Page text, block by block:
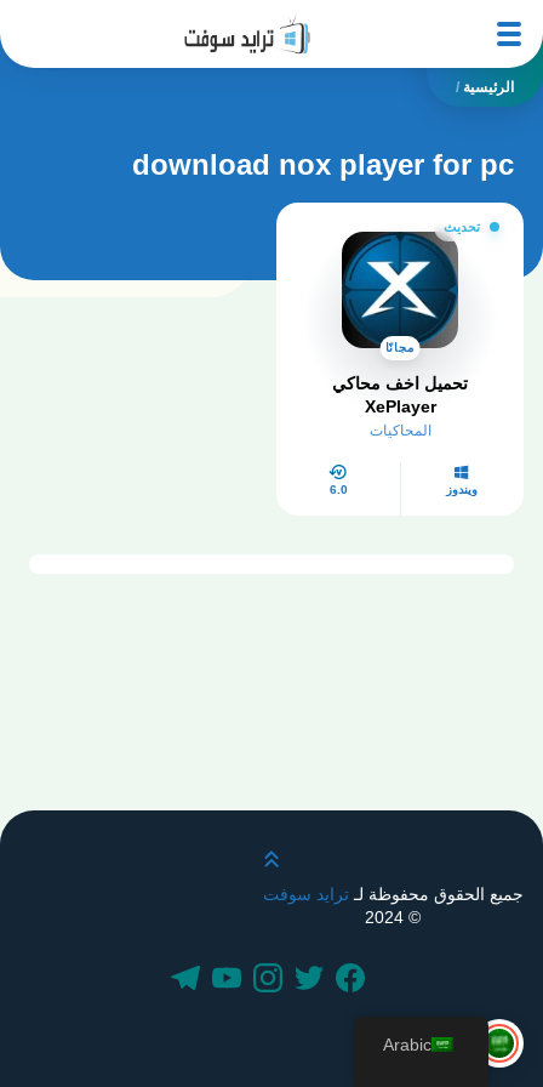
الرئيسية /
download nox player for pc
تحديث
مجانًا
تحميل اخف محاكي
XePlayer
المحاكيات
ويندوز 6.0
قم بالتمرير لأعلى
جميع الحقوق محفوظة لـترايد سوفت
© 2024
Arabic